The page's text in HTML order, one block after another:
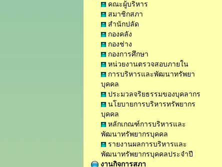
คณะผู้บริหาร
สมาชิกสภา
สำนักปลัด
กองคลัง
กองช่าง
กองการศึกษา
หน่วยงานตรวจสอบภายใน
การบริหารและพัฒนาทรัพยา
บุคคล
ประมวลจริยธรรมของบุคลากร
นโยบายการบริหารทรัพยากร
บุคคล
หลักเกณฑ์การบริหารและ
พัฒนาทรัพยากรบุคคล
รายงานผลการบริหารและ
พัฒนาทรัพยากรบุคคลประจำปี
งานกิจการสภา